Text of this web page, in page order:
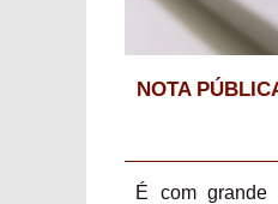
NOTA
É com grande